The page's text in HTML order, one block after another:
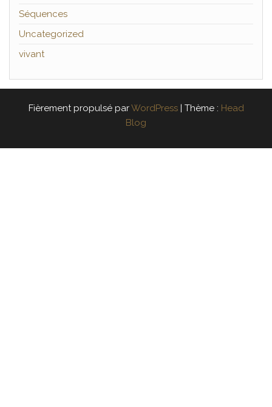
Séquences
Uncategorized
vivant
Fièrement propulsé parWordPress | Thème : Head
Blog